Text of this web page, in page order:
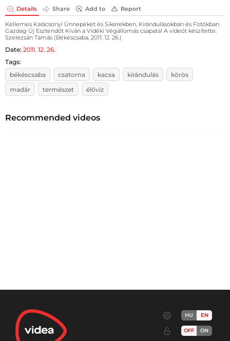
Details Share Add to Report
Kellemes Karácsonyi Ünnepeket és Sikerekben, Kirándulásokban és Fotókban
Gazdag Új Esztendőt Kíván a Vidéki Végállomás csapata! A videót készítette:
Szelezsán Tamás (Békéscsaba, 2011. 12. 26.)
Date: 2011. 12. 26.
Tags:
békéscsaba
csatorna kacsa kirándulás
körös
madár
természet élővíz
Recommended videos
HU EN
OFF ON